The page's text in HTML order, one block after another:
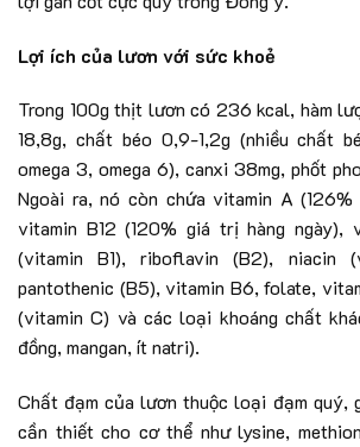
Lợi ích của lươn với sức khoẻ
Trong 100g thịt lươn có 236 kcal, hàm
18,8g, chất béo 0,9-1,2g (nhiều chất
omega 3, omega 6), canxi 38mg, phốt
Ngoài ra, nó còn chứa vitamin A
vitamin B12 (120% giá trị hàng ngày),
(vitamin B1), riboflavin (B2), niacin
pantothenic (B5), vitamin B6, folate,
(vitamin C) và các loại khoáng chất
đồng, mangan, ít natri).
Chất đạm của lươn thuộc loại đạm quý,
cần thiết cho cơ thể như lysine,